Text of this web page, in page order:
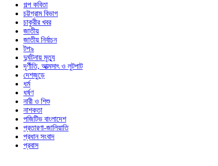
গল্প ক‌বিতা
চট্টগ্রাম বিভাগ
চাকুরীর খবর
জাতীয়
জাতীয় নির্বাচন
টপ৯
দুর্ঘটনায় মৃত্যু
দূর্ণীতি, আত্মসাৎ ও লুটপাট
দেশজুড়ে
ধর্ম
ধর্ষণ
নারী ও শিশু
নাশকতা
পজিটিভ বাংলাদেশ
প্রতারণা-জালিয়াতি
প্রধান সংবাদ
প্রবাস